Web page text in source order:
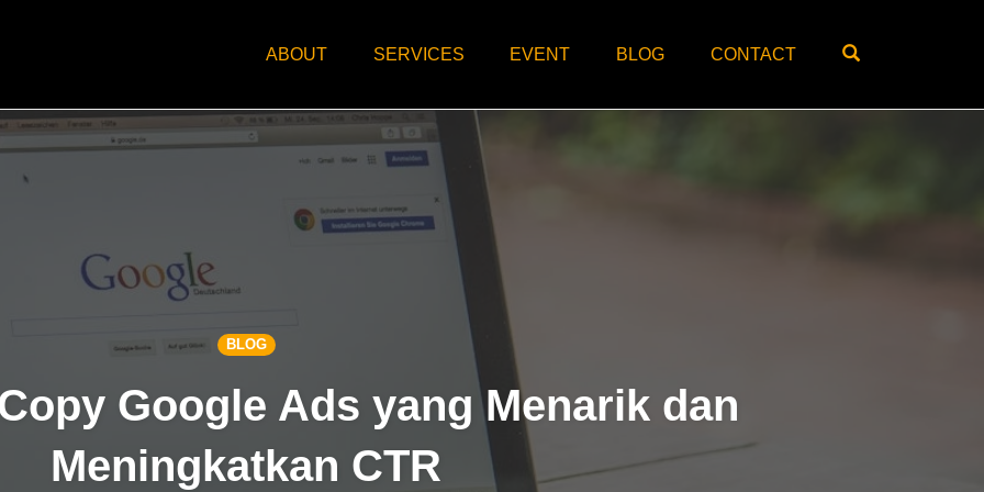
ABOUT SERVICES EVENT BLOG CONTACT
BLOG
Google Ads yang Menarik dan
Meningkatkan CTR